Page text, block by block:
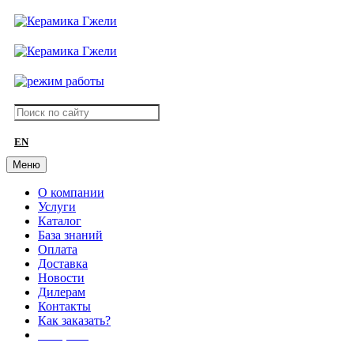
EN
Меню
О компании
Услуги
Каталог
База знаний
Оплата
Доставка
Новости
Дилерам
Контакты
Как заказать?